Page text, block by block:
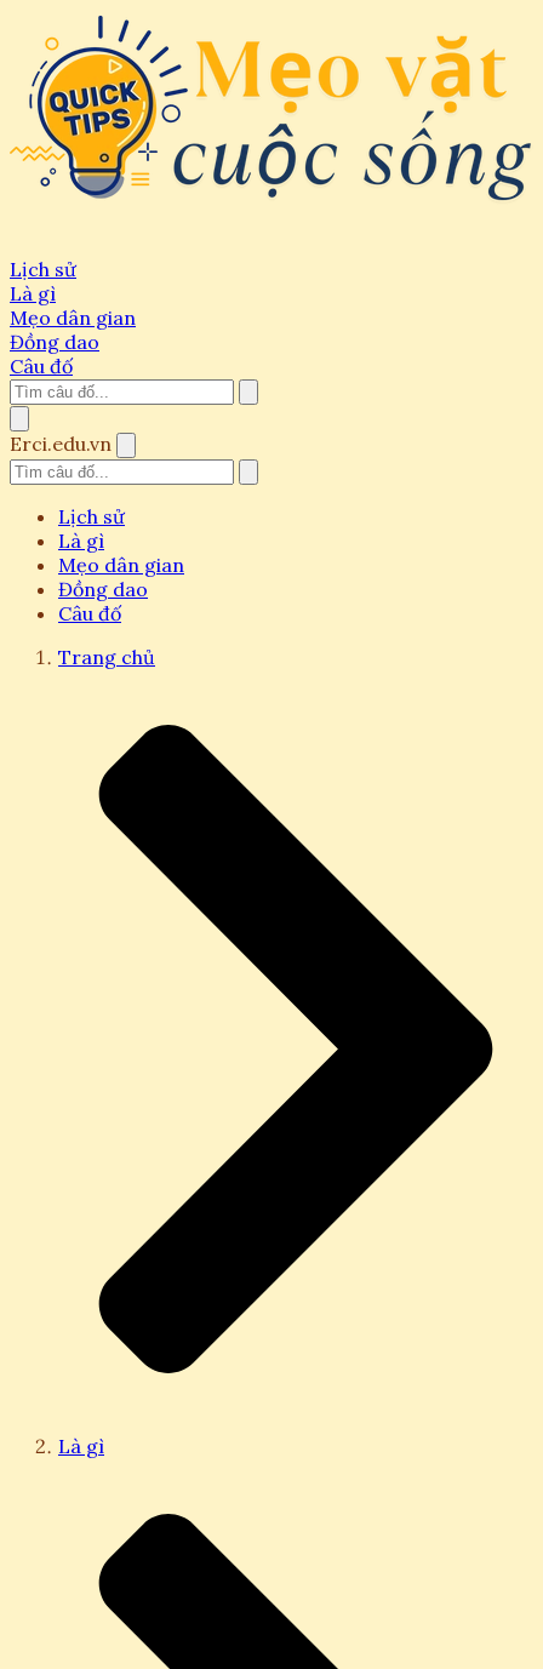
Lịch sử
Là gì
Mẹo dân gian
Đồng dao
Câu đố
Erci.edu.vn
Lịch sử
Là gì
Mẹo dân gian
Đồng dao
Câu đố
Trang chủ
Là gì